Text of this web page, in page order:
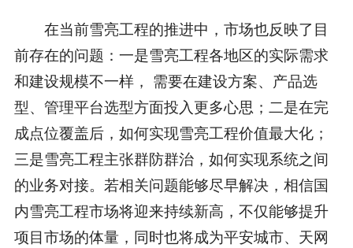
在当前雪亮工程的推进中，市场也反映了目
前存在的问题：一是雪亮工程各地区的实际需求
和建设规模不一样， 需要在建设方案、产品选
型、管理平台选型方面投入更多心思；二是在完
成点位覆盖后，如何实现雪亮工程价值最大化；
三是雪亮工程主张群防群治，如何实现系统之间
的业务对接。若相关问题能够尽早解决，相信国
内雪亮工程市场将迎来持续新高，不仅能够提升
项目市场的体量，同时也将成为平安城市、天网